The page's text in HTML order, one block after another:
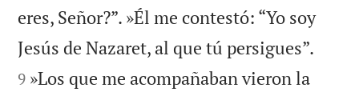
eres, Señor?”. »Él me contestó: “Yo soy
Jesús de Nazaret, al que tú persigues”.
9 »Los que me acompañaban vieron la